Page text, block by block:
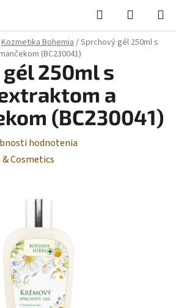
Hľadať
KOŠÍK
Kozmetika Bohemia/Sprchový gél 250ml s
(BC230041)
250ml s
a
(BC230041)
hodnotenia
Cosmetics